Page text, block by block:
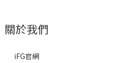
關於我們
iFG官網